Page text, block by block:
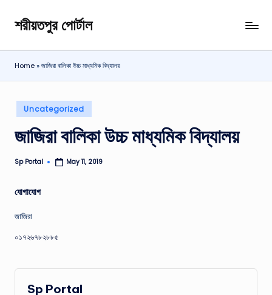
Skip
content
শরীয়তপুর পোর্টাল
শরীয়তপুর
জেলা
বিষয়ক
পোর্টাল
Home»জাজিরা বালিকা উচ্চ মাধ্যমিক বিদ্যালয়
Posted
in
Uncategorized
জাজিরা বালিকা উচ্চ মাধ্যমিক বিদ্যালয়
Posted
Sp Portal May 11, 2019
যোগাযোগ
জাজিরা
০১৭২৬৭৮২৮৮৫
Sp Portal